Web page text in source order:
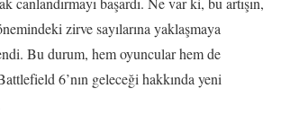
zirve sayılarına yaklaşmaya
Bu durum, hem oyuncular hem de
6’nın geleceği hakkında yeni